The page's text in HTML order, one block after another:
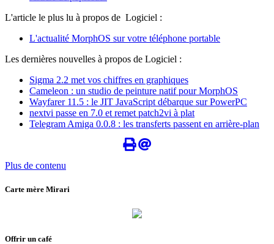
L'article le plus lu à propos de Logiciel :
L'actualité MorphOS sur votre téléphone portable
Les dernières nouvelles à propos de Logiciel :
Sigma 2.2 met vos chiffres en graphiques
Cameleon : un studio de peinture natif pour MorphOS
Wayfarer 11.5 : le JIT JavaScript débarque sur PowerPC
nextvi passe en 7.0 et remet patch2vi à plat
Telegram Amiga 0.0.8 : les transferts passent en arrière-plan
Plus de contenu
Carte mère Mirari
Offrir un café